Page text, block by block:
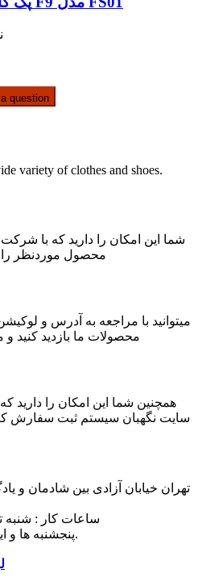
question
variety of clothes and shoes.
شما این امکان را دارید که با
محصول موردنظر را
میتوانید با مراجعه به آدرس و
محصولات ما بازدید کنید و
همچنین شما این امکان را
سایت نگهبان سیستم ثبت سفارش
تهران خیابان آزادی بین شادمان و
پنجشنبه ها و ایام تعطیل شرکت تعطیل است.